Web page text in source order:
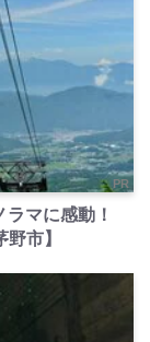
PR
マに感動！
市】